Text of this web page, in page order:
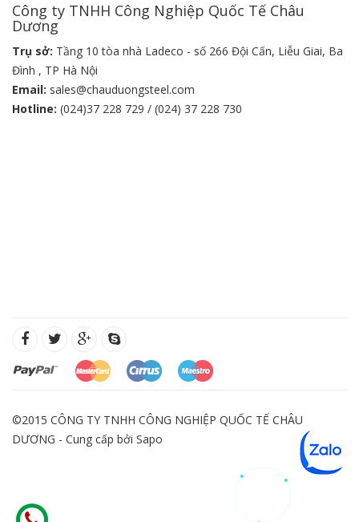
Công ty TNHH Công Nghiệp Quốc Tế Châu
Dương
Trụ sở: Tầng 10 tòa nhà Ladeco - số 266 Đội Cấn, Liễu Giai, Ba
Đình , TP Hà Nội
Email: sales@chauduongsteel.com
Hotline: (024)37 228 729 / (024) 37 228 730
©2015 CÔNG TY TNHH CÔNG NGHIỆP QUỐC TẾ CHÂU
DƯƠNG - Cung cấp bởi Sapo